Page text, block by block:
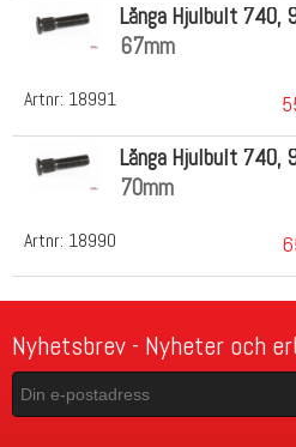
Artnr: 18991
Långa Hjulbult 740,
67mm
Artnr: 18990
Långa Hjulbult 740,
70mm
Nyhetsbrev - Nyheter och